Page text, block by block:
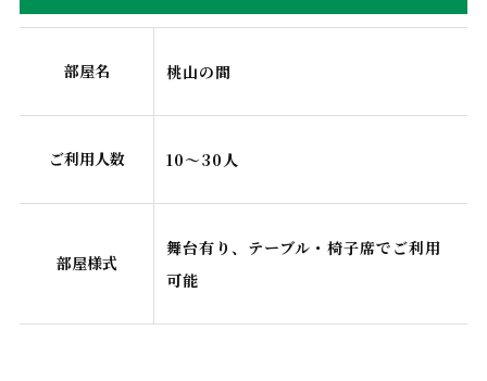
部屋名 桃山の間
ご利用人数 10～30人
部屋様式
舞台有り、テーブル・椅子席でご利用
可能